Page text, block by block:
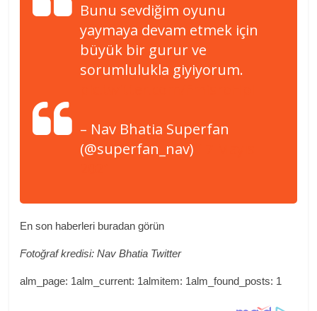
Bunu sevdiğim oyunu
yaymaya devam etmek için
büyük bir gurur ve
sorumlulukla giyiyorum.
– Nav Bhatia Superfan
(@superfan_nav)
En son haberleri buradan görün
Fotoğraf kredisi: Nav Bhatia Twitter
alm_page: 1alm_current: 1almitem: 1alm_found_posts: 1